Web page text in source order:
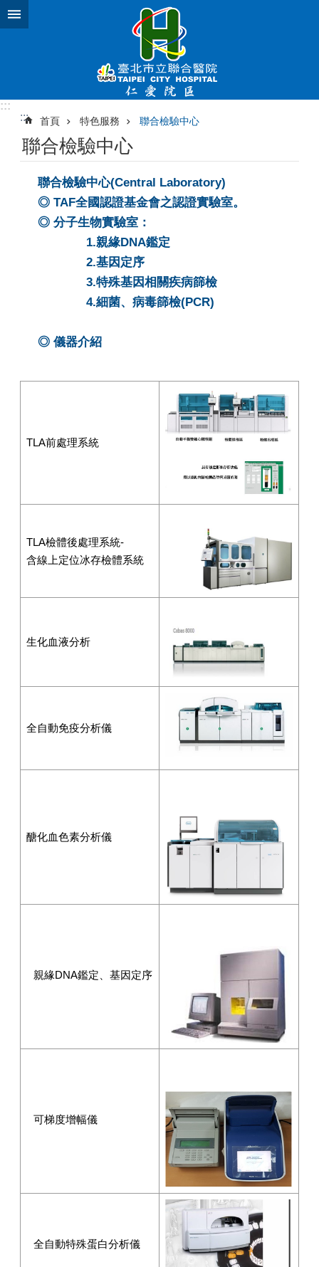
跳到主要內容區塊
:::
:::
首頁 特色服務 聯合檢驗中心
聯合檢驗中心
聯合檢驗中心(Central Laboratory)
◎ TAF全國認證基金會之認證實驗室。
◎ 分子生物實驗室：
1.親緣DNA鑑定
2.基因定序
3.特殊基因相關疾病篩檢
4.細菌、病毒篩檢(PCR)
◎ 儀器介紹
TLA前處理系統
TLA檢體後處理系統-
含線上定位冰存檢體系統
生化血液分析
全自動免疫分析儀
醣化血色素分析儀
親緣DNA鑑定、基因定序
可梯度增幅儀
全自動特殊蛋白分析儀